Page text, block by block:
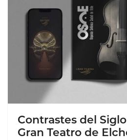
Contrastes del Siglo
Gran Teatro de